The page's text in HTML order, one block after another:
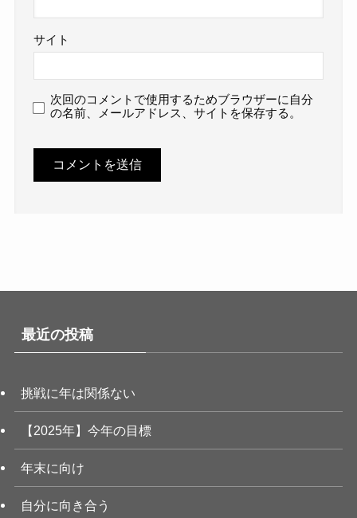
サイト
次回のコメントで使用するためブラウザーに自分
の名前、メールアドレス、サイトを保存する。
最近の投稿
挑戦に年は関係ない
【2025年】今年の目標
年末に向け
自分に向き合う